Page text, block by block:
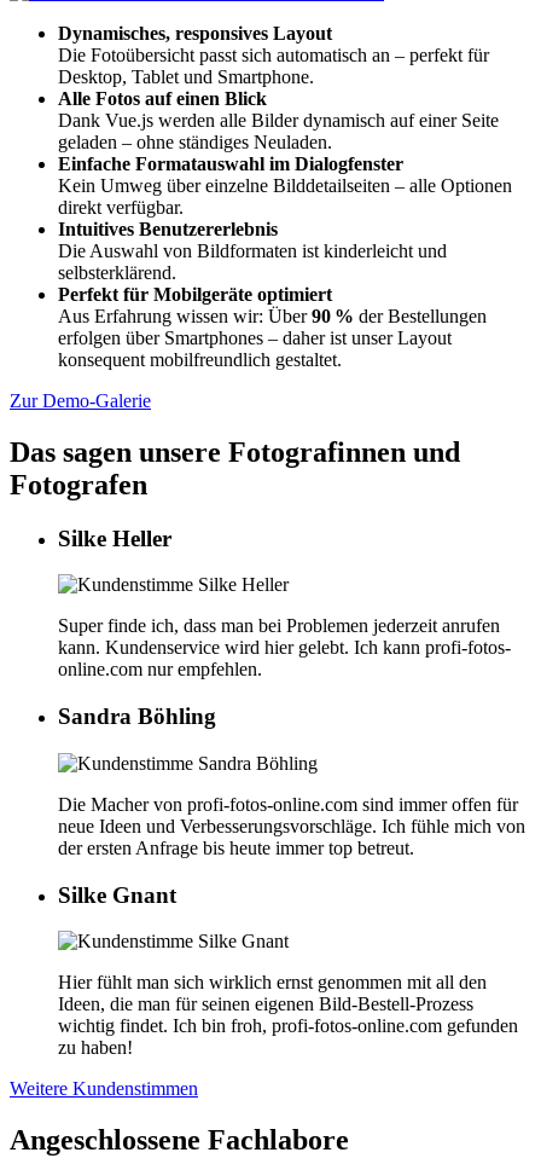
Dynamisches, responsives Layout
Die Fotoübersicht passt sich automatisch an – perfekt für
Desktop, Tablet und Smartphone.
Alle Fotos auf einen Blick
Dank Vue.js werden alle Bilder dynamisch auf einer Seite
geladen – ohne ständiges Neuladen.
Einfache Formatauswahl im Dialogfenster
Kein Umweg über einzelne Bilddetailseiten – alle Optionen
direkt verfügbar.
Intuitives Benutzererlebnis
Die Auswahl von Bildformaten ist kinderleicht und
selbsterklärend.
Perfekt für Mobilgeräte optimiert
Aus Erfahrung wissen wir: Über90 % der Bestellungen
erfolgen über Smartphones – daher ist unser Layout
konsequent mobilfreundlich gestaltet.
Zur Demo-Galerie
Das sagen unsere Fotografinnen und
Fotografen
Silke Heller
Super finde ich, dass man bei Problemen jederzeit anrufen
kann. Kundenservice wird hier gelebt. Ich kann profi-fotos-
online.com nur empfehlen.
Sandra Böhling
Die Macher von profi-fotos-online.com sind immer offen für
neue Ideen und Verbesserungs­vorschläge. Ich fühle mich von
der ersten Anfrage bis heute immer top betreut.
Silke Gnant
Hier fühlt man sich wirklich ernst genommen mit all den
Ideen, die man für seinen eigenen Bild-Bestell-Prozess
wichtig findet. Ich bin froh, profi-fotos-online.com gefunden
zu haben!
Weitere Kundenstimmen
Angeschlossene Fachlabore